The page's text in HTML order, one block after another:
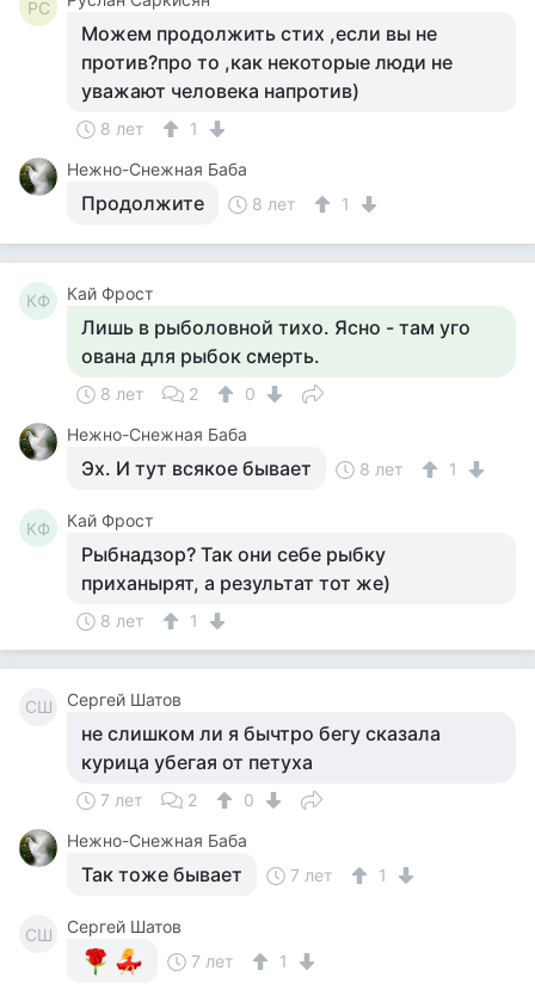
РС
Можем продолжить стих ,если вы не
против?про то ,как некоторые люди не
уважают человека напротив)
8 лет
1
Нежно-Снежная Баба
Продолжите 8 лет 1
КФ Кай Фрост
Лишь в рыболовной тихо. Ясно - там уго
ована для рыбок смерть.
8 лет 2
0
Нежно-Снежная Баба
Эх. И тут всякое бывает 8 лет 1
КФ Кай Фрост
Рыбнадзор? Так они себе рыбку
приханырят, а результат тот же)
8 лет 1
СШ Сергей Шатов
не слишком ли я бычтро бегу сказала
курица убегая от петуха
7 лет 2
0
Нежно-Снежная Баба
Так тоже бывает 7 лет 1
СШ
Сергей Шатов
7 лет
1